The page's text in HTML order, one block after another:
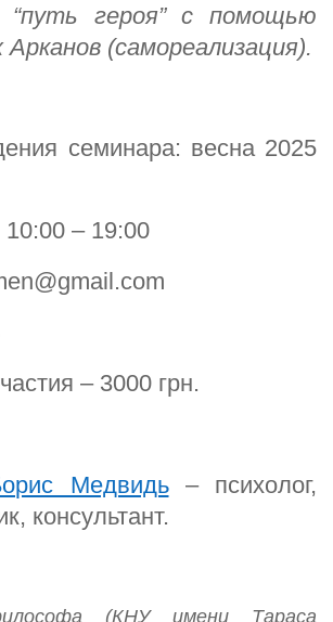
“путь героя” с помощью
(самореализация).
семинара: весна 2025
– 19:00
– 3000 грн.
Медвидь– психолог,
консультант.
(КНУ имени Тараса